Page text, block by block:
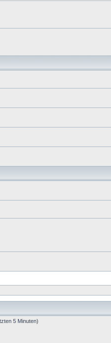
5 Minuten)